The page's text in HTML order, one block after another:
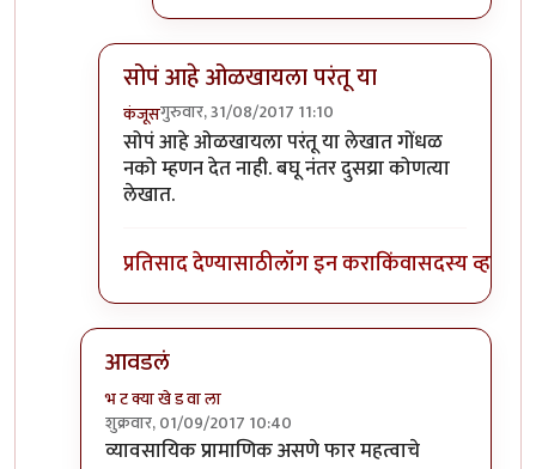
सोपं आहे ओळखायला परंतू या
कंजूसगुरुवार, 31/08/2017 11:10
In reply to))))) लक्षात ठेवा -- इतरbyसस्नेह
सोपं आहे ओळखायला परंतू या लेखात गोंधळ
नको म्हणन देत नाही. बघू नंतर दुसय्रा कोणत्या
लेखात.
प्रतिसाद देण्यासाठीलॉग इन कराकिंवासदस्य व्हा
आवडलं
भ ट क्या खे ड वा ला
शुक्रवार, 01/09/2017 10:40
In reply toप्रत्येक वैद्यकशाखा काहीbyसुबोध खरे
व्यावसायिक प्रामाणिक असणे फार महत्वाचे